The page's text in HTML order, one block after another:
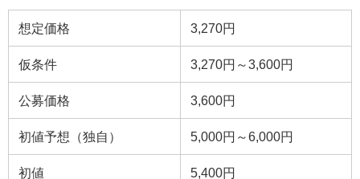
想定価格 3,270円
仮条件 3,270円～3,600円
公募価格 3,600円
初値予想（独自） 5,000円～6,000円
初値 5,400円